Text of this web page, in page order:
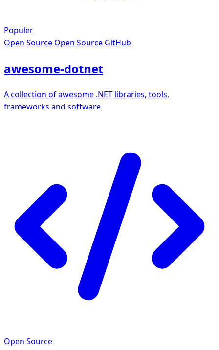
Populer
Open Source Open Source GitHub
awesome-dotnet
A collection of awesome .NET libraries, tools,
frameworks and software
Open Source